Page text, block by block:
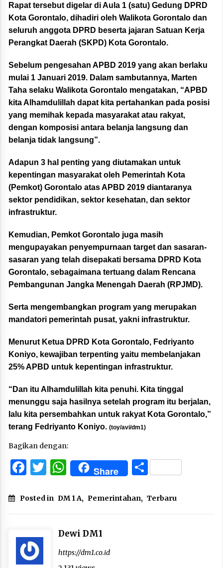
Rapat tersebut digelar di Aula 1 (satu) Gedung DPRD
Kota Gorontalo, dihadiri oleh Walikota Gorontalo dan
seluruh anggota DPRD beserta jajaran Satuan Kerja
Perangkat Daerah (SKPD) Kota Gorontalo.
Sebelum pengesahan APBD 2019 yang akan berlaku
mulai 1 Januari 2019. Dalam sambutannya, Marten
Taha selaku Walikota Gorontalo mengatakan, “APBD
kita Alhamdulillah dapat kita pertahankan pada posisi
yang memihak kepada masyarakat atau rakyat,
dengan komposisi antara belanja langsung dan
belanja tidak langsung”.
Adapun 3 hal penting yang diutamakan untuk
kepentingan masyarakat oleh Pemerintah Kota
(Pemkot) Gorontalo atas APBD 2019 diantaranya
sektor pendidikan, sektor kesehatan, dan sektor
infrastruktur.
Kemudian, Pemkot Gorontalo juga masih
mengupayakan penyempurnaan target dan sasaran-
sasaran yang telah disepakati bersama DPRD Kota
Gorontalo, sebagaimana tertuang dalam Rencana
Pembangunan Jangka Menengah Daerah (RPJMD).
Serta mengembangkan program yang merupakan
mandatori pemerintah pusat, yakni infrastruktur.
Menurut Ketua DPRD Kota Gorontalo, Fedriyanto
Koniyo, kewajiban terpenting yaitu membelanjakan
25% APBD untuk kepentingan infrastruktur.
“Dan itu Alhamdulillah kita penuhi. Kita tinggal
menunggu saja hasilnya setelah program itu berjalan,
lalu kita persembahkan untuk rakyat Kota Gorontalo,”
terang Fedriyanto Koniyo. (toy/avi/dm1)
Bagikan dengan:
Facebook
Twitter
WhatsApp
Share Share
Posted in DM 1 A, Pemerintahan, Terbaru
Dewi DM1
https://dm1.co.id